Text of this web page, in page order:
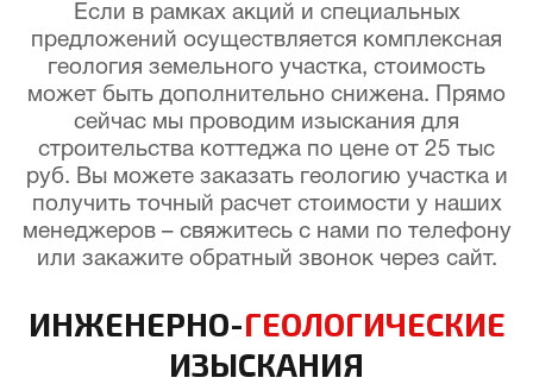
Если в рамках акций и специальных
предложений осуществляется комплексная
геология земельного участка, стоимость
может быть дополнительно снижена. Прямо
сейчас мы проводим изыскания для
строительства коттеджа по цене от 25 тыс
руб. Вы можете заказать геологию участка и
получить точный расчет стоимости у наших
менеджеров – свяжитесь с нами по телефону
или закажите обратный звонок через сайт.
ИНЖЕНЕРНО-ГЕОЛОГИЧЕСКИЕ
ИЗЫСКАНИЯ